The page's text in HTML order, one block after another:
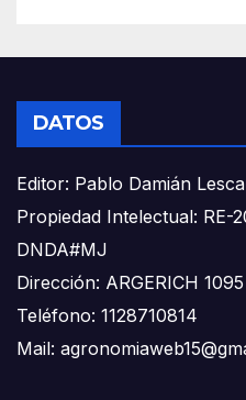
DATOS
Editor: Pablo Damián
Propiedad Intelectual: RE-
DNDA#MJ
Dirección: ARGERICH
Teléfono: 1128710814
Mail: